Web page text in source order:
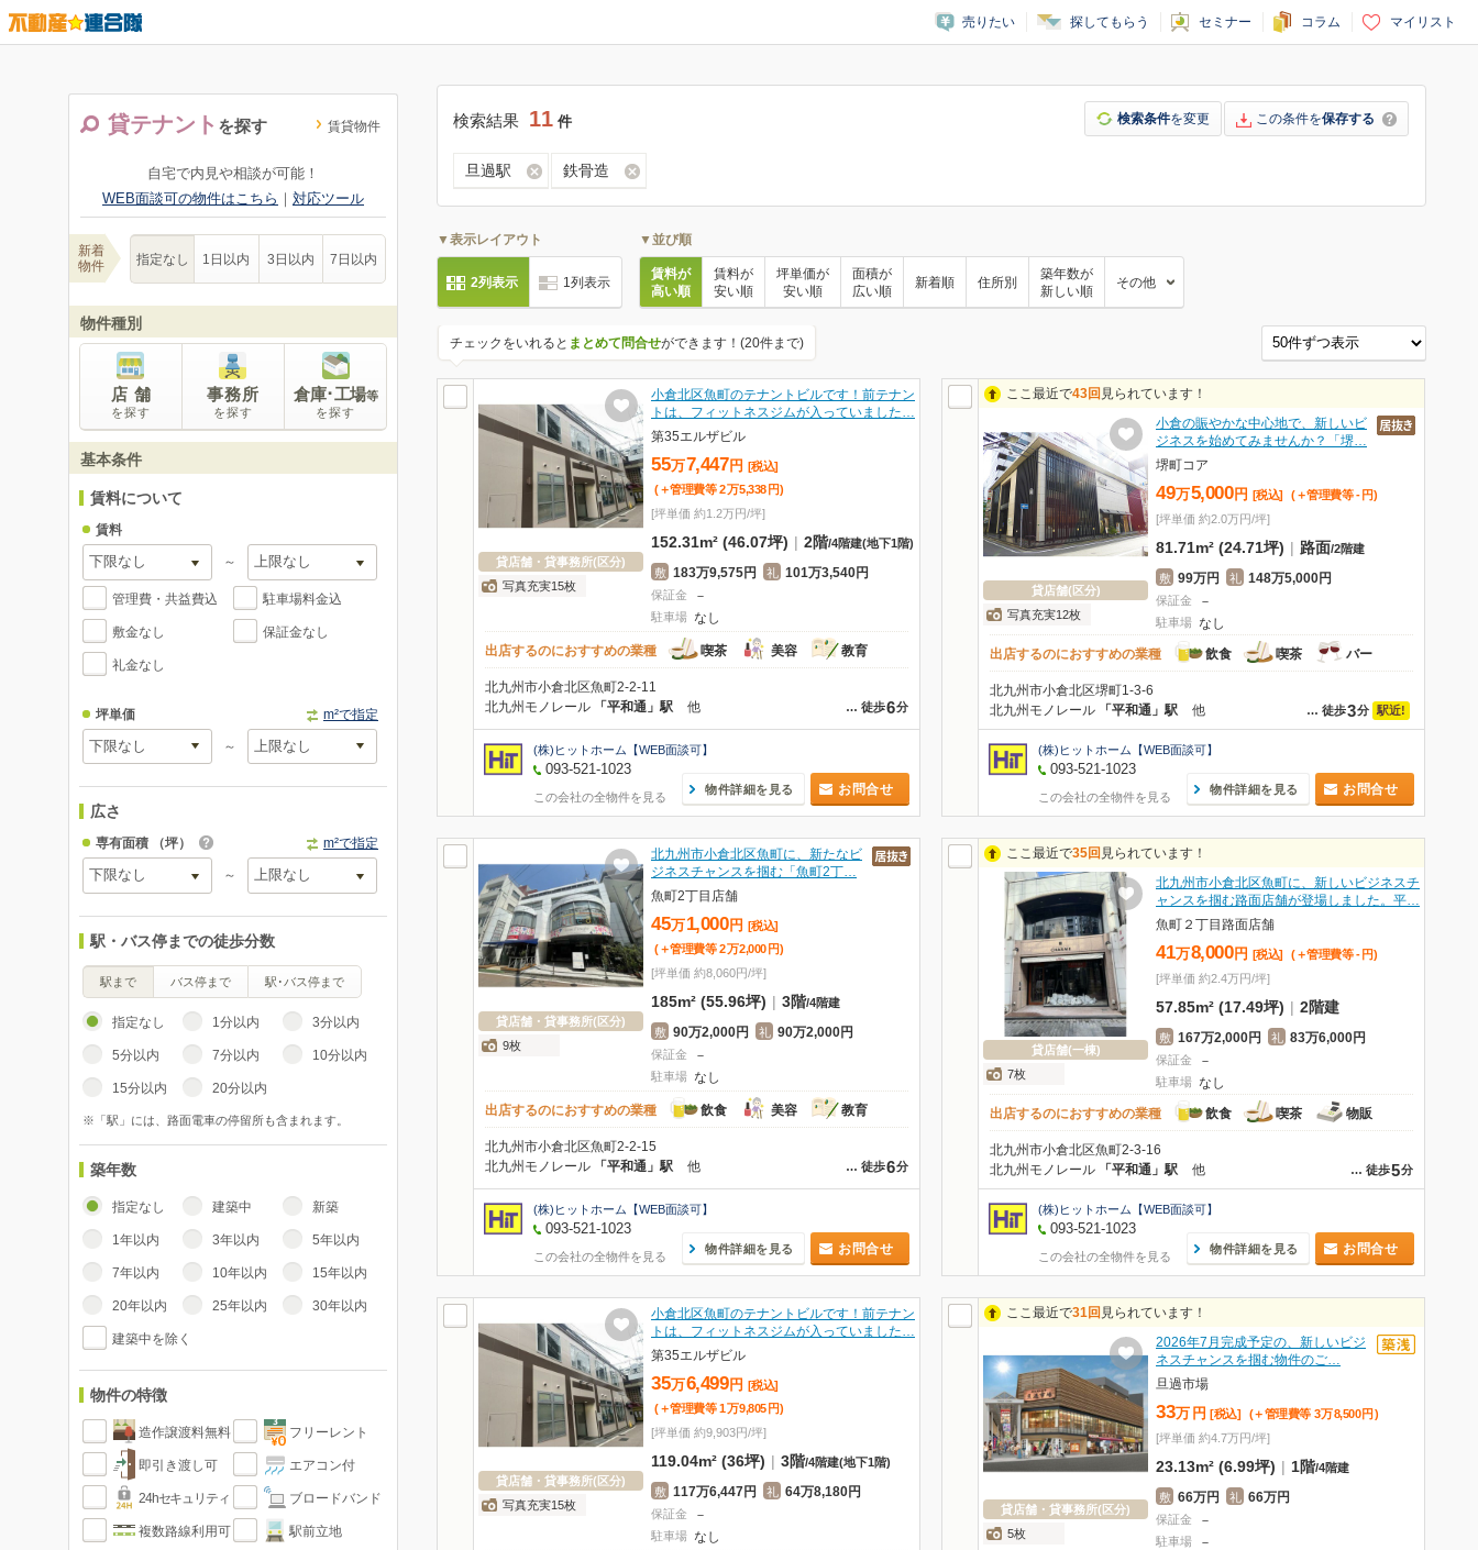
売りたい 探してもらう セミナー コラム マイリスト
貸テナント を探す 賃貸物件
自宅で内見や相談が可能！
WEB面談可の物件はこちら ｜ 対応ツール
新着
物件
指定なし 1日以内 3日以内 7日以内
物件種別
店 舗
を探す
事務所
を探す
倉庫･工場等
を探す
基本条件
賃料について
賃料
～
管理費・共益費込 駐車場料金込
敷金なし 保証金なし
礼金なし
坪単価 m²で指定
～
広さ
専有面積 （坪） m²で指定
～
駅・バス停までの徒歩分数
駅まで バス停まで 駅･バス停まで
指定なし 1分以内 3分以内
5分以内 7分以内 10分以内
15分以内 20分以内
※「駅」には、路面電車の停留所も含まれます。
築年数
指定なし 建築中 新築
1年以内 3年以内 5年以内
7年以内 10年以内 15年以内
20年以内 25年以内 30年以内
建築中を除く
物件の特徴
造作譲渡料無料 フリーレント
即引き渡し可 エアコン付
24hセキュリティ ブロードバンド
複数路線利用可 駅前立地
検索結果 11 件 検索条件を変更 この条件を保存する
旦過駅 鉄骨造
▼表示レイアウト
2列表示 1列表示
▼並び順
賃料が
高い順
賃料が
安い順
坪単価が
安い順
面積が
広い順
新着順 住所別
築年数が
新しい順
その他
チェックをいれると まとめて問合せができます！(20件まで)
貸店舗・貸事務所(区分)
写真充実15枚
小倉北区魚町のテナントビルです！前テナン
トは、フィットネスジムが入っていました…
第35エルザビル
55万7,447 円
[税込]
(＋管理費等 2万5,338 円)
[坪単価 約1.2万円/坪]
152.31m² (46.07坪) | 2階/4階建(地下1階)
敷 183万9,575円 礼 101万3,540円
保証金 －
駐車場 なし
出店するのにおすすめの業種 喫茶 美容 教育
北九州市小倉北区魚町2-2-11
… 徒歩6分
北九州モノレール 「平和通」駅 他
(株)ヒットホーム【WEB面談可】
093-521-1023
この会社の全物件を見る
物件詳細を見る お問合せ
ここ最近で43回 見られています！
貸店舗(区分)
写真充実12枚
小倉の賑やかな中心地で、新しいビ
ジネスを始めてみませんか？「堺…
堺町コア
49万5,000 円 [税込] (＋管理費等 - 円)
[坪単価 約2.0万円/坪]
81.71m² (24.71坪) | 路面/2階建
敷 99万円 礼 148万5,000円
保証金 －
駐車場 なし
出店するのにおすすめの業種
飲食 喫茶 バー
北九州市小倉北区堺町1-3-6
… 徒歩3分 駅近!
北九州モノレール 「平和通」駅 他
(株)ヒットホーム【WEB面談可】
093-521-1023
この会社の全物件を見る
物件詳細を見る お問合せ
貸店舗・貸事務所(区分)
9枚
北九州市小倉北区魚町に、新たなビ
ジネスチャンスを掴む「魚町2丁…
魚町2丁目店舗
45万1,000 円
[税込]
(＋管理費等 2万2,000 円)
[坪単価 約8,060円/坪]
185m² (55.96坪) | 3階/4階建
敷 90万2,000円 礼 90万2,000円
保証金 －
駐車場 なし
出店するのにおすすめの業種 飲食 美容 教育
北九州市小倉北区魚町2-2-15
… 徒歩6分
北九州モノレール 「平和通」駅 他
(株)ヒットホーム【WEB面談可】
093-521-1023
この会社の全物件を見る
物件詳細を見る お問合せ
ここ最近で35回 見られています！
貸店舗(一棟)
7枚
北九州市小倉北区魚町に、新しいビジネスチ
ャンスを掴む路面店舗が登場しました。平…
魚町２丁目路面店舗
41万8,000 円 [税込] (＋管理費等 - 円)
[坪単価 約2.4万円/坪]
57.85m² (17.49坪) | 2階建
敷 167万2,000円 礼 83万6,000円
保証金 －
駐車場 なし
出店するのにおすすめの業種
飲食 喫茶 物販
北九州市小倉北区魚町2-3-16
… 徒歩5分
北九州モノレール 「平和通」駅 他
(株)ヒットホーム【WEB面談可】
093-521-1023
この会社の全物件を見る
物件詳細を見る お問合せ
貸店舗・貸事務所(区分)
写真充実15枚
小倉北区魚町のテナントビルです！前テナン
トは、フィットネスジムが入っていました…
第35エルザビル
35万6,499 円
[税込]
(＋管理費等 1万9,805 円)
[坪単価 約9,903円/坪]
119.04m² (36坪) | 3階/4階建(地下1階)
敷 117万6,447円 礼 64万8,180円
保証金 －
駐車場 なし
ここ最近で31回 見られています！
貸店舗・貸事務所(区分)
5枚
2026年7月完成予定の、新しいビジ
ネスチャンスを掴む物件のご…
旦過市場
33万 円 [税込] (＋管理費等 3万8,500 円 )
[坪単価 約4.7万円/坪]
23.13m² (6.99坪) | 1階/4階建
敷 66万円 礼 66万円
保証金 －
駐車場
－